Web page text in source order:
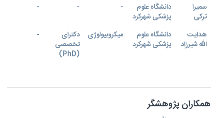
سمیرا
ترکی
دانشگاه علوم
پزشکی شهرکرد
-
-
-
هدایت
الله شیرزاد
دانشگاه علوم
پزشکی شهرکرد
میکروبیولوژی
دکترای
تخصصی
(PhD)
-
همکاران پژوهشگر